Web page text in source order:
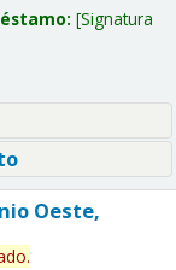
Signatura
Oeste,
.